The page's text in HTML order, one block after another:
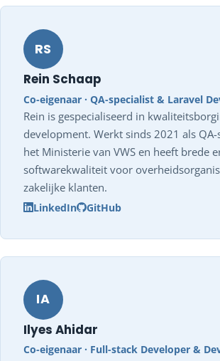
RS
Rein Schaap
Co-eigenaar · QA-specialist & Laravel
Rein is gespecialiseerd in
development. Werkt sinds 2021 als
het Ministerie van VWS en heeft brede
softwarekwaliteit voor
zakelijke klanten.
LinkedIn GitHub
IA
Ilyes Ahidar
Co-eigenaar · Full-stack Developer &